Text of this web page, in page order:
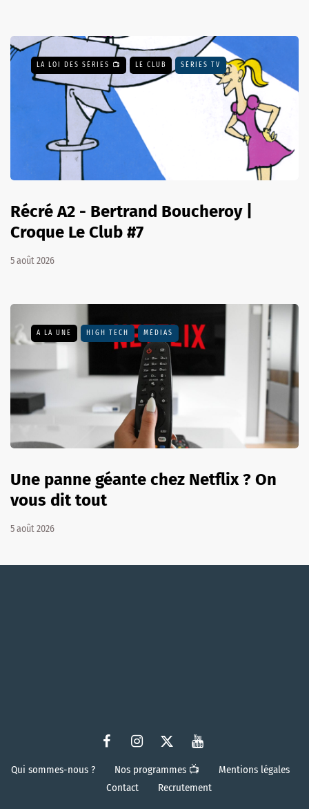
LA LOI DES SÉRIES 📺 LE CLUB SÉRIES TV
Récré A2 - Bertrand Boucheroy |
Croque Le Club #7
5 août 2026
A LA UNE HIGH TECH MÉDIAS
Une panne géante chez Netflix ? On
vous dit tout
5 août 2026
Qui sommes-nous ? Nos programmes 📺
Mentions légales
Contact
Recrutement